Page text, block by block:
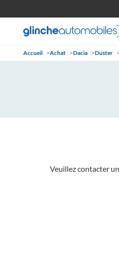
Accueil >Achat >Dacia >Duster >
Veuillez contacter